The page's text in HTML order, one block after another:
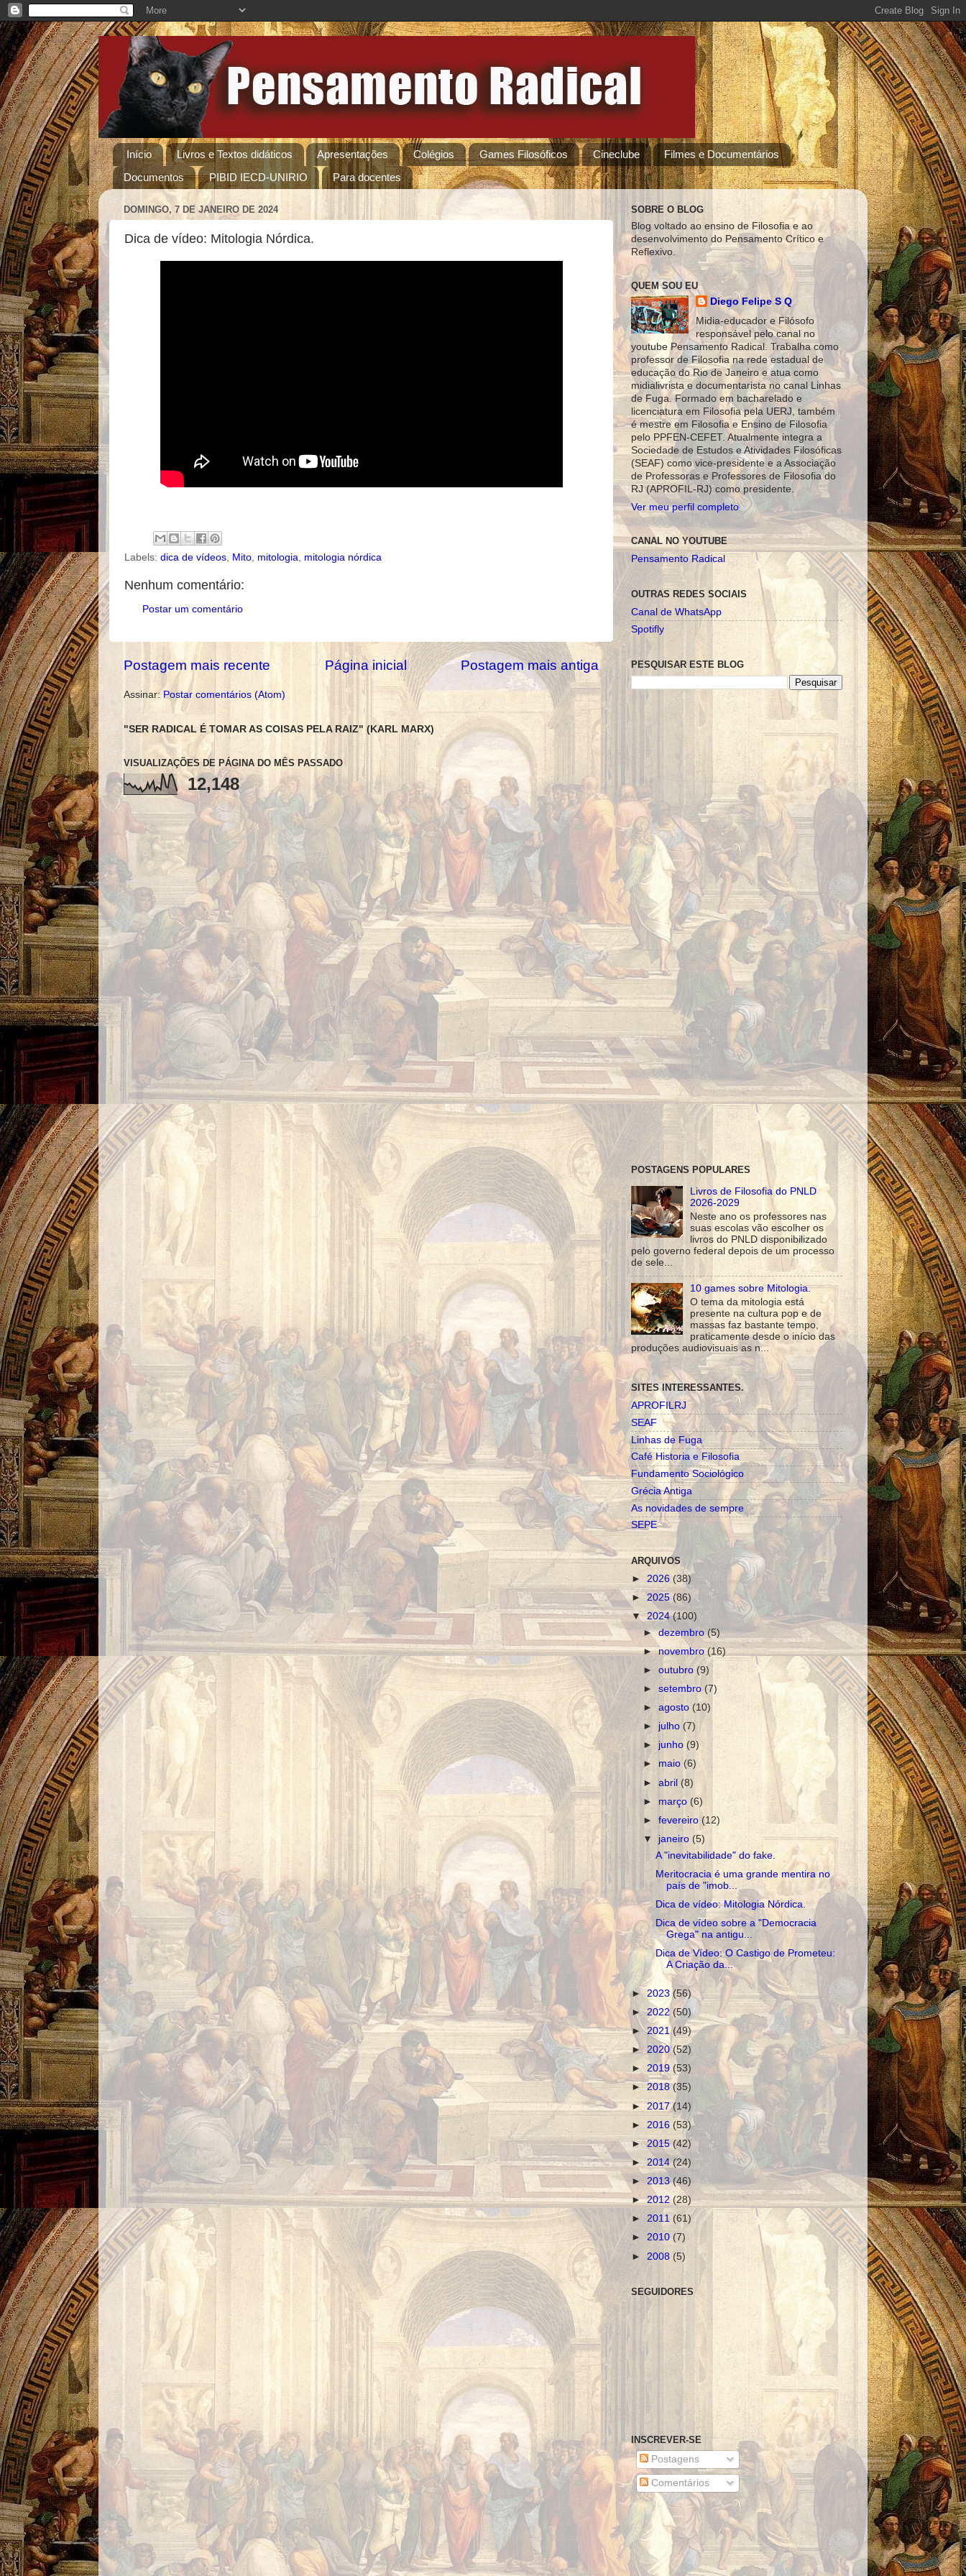
Início Livros e Textos didáticos Apresentações Colégios Games Filosóficos Cineclube
Filmes e Documentários
Documentos
PIBID IECD-UNIRIO Para docentes
DOMINGO, 7 DE JANEIRO DE 2024
Dica de vídeo: Mitologia Nórdica.
Labels: dica de vídeos, Mito, mitologia, mitologia nórdica
Nenhum comentário:
Postar um comentário
Postagem mais recente Postagem mais antiga
Página inicial
Assinar: Postar comentários (Atom)
"SER RADICAL É TOMAR AS COISAS PELA RAIZ" (KARL MARX)
VISUALIZAÇÕES DE PÁGINA DO MÊS PASSADO
12,148
SOBRE O BLOG
Blog voltado ao ensino de Filosofia e ao
desenvolvimento do Pensamento Crítico e
Reflexivo.
QUEM SOU EU
Diego Felipe S Q
Midia-educador e Filósofo
responsável pelo canal no
youtube Pensamento Radical. Trabalha como
professor de Filosofia na rede estadual de
educação do Rio de Janeiro e atua como
midialivrista e documentarista no canal Linhas
de Fuga. Formado em bacharelado e
licenciatura em Filosofia pela UERJ, também
é mestre em Filosofia e Ensino de Filosofia
pelo PPFEN-CEFET. Atualmente integra a
Sociedade de Estudos e Atividades Filosóficas
(SEAF) como vice-presidente e a Associação
de Professoras e Professores de Filosofia do
RJ (APROFIL-RJ) como presidente.
Ver meu perfil completo
CANAL NO YOUTUBE
Pensamento Radical
OUTRAS REDES SOCIAIS
Canal de WhatsApp
Spotifly
PESQUISAR ESTE BLOG
POSTAGENS POPULARES
Livros de Filosofia do PNLD
2026-2029
Neste ano os professores nas
suas escolas vão escolher os
livros do PNLD disponibilizado
pelo governo federal depois de um processo
de sele...
10 games sobre Mitologia.
O tema da mitologia está
presente na cultura pop e de
massas faz bastante tempo,
praticamente desde o início das
produções audiovisuais as n...
SITES INTERESSANTES.
APROFILRJ
SEAF
Linhas de Fuga
Café Historia e Filosofia
Fundamento Sociológico
Grécia Antiga
As novidades de sempre
SEPE
ARQUIVOS
► 2026 (38)
►2025(86)
▼2024(100)
►dezembro(5)
►novembro(16)
►outubro(9)
►setembro(7)
►agosto (10)
► julho(7)
► junho(9)
► maio(6)
►abril (8)
► março(6)
►fevereiro(12)
▼ janeiro (5)
A "inevitabilidade" do fake.
Meritocracia é uma grande mentira no
país de "imob...
Dica de vídeo: Mitologia Nórdica.
Dica de vídeo sobre a "Democracia
Grega" na antigu...
Dica de Vídeo: O Castigo de Prometeu:
A Criação da...
► 2023(56)
►2022(50)
►2021(49)
► 2020(52)
► 2019 (53)
► 2018 (35)
►2017(14)
► 2016 (53)
►2015(42)
► 2014(24)
►2013(46)
►2012 (28)
► 2011 (61)
► 2010(7)
► 2008 (5)
SEGUIDORES
INSCREVER-SE
Postagens
Comentários